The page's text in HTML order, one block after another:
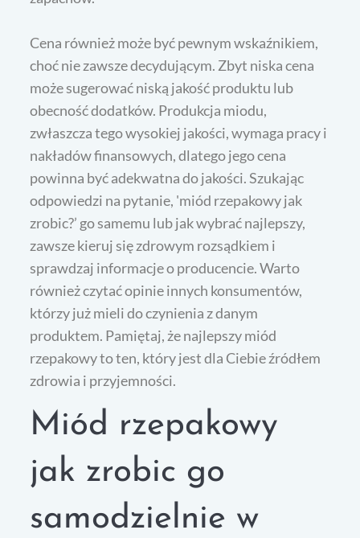
Cena również może być pewnym wskaźnikiem,
choć nie zawsze decydującym. Zbyt niska cena
może sugerować niską jakość produktu lub
obecność dodatków. Produkcja miodu,
zwłaszcza tego wysokiej jakości, wymaga pracy i
nakładów finansowych, dlatego jego cena
powinna być adekwatna do jakości. Szukając
odpowiedzi na pytanie, 'miód rzepakowy jak
zrobic?’ go samemu lub jak wybrać najlepszy,
zawsze kieruj się zdrowym rozsądkiem i
sprawdzaj informacje o producencie. Warto
również czytać opinie innych konsumentów,
którzy już mieli do czynienia z danym
produktem. Pamiętaj, że najlepszy miód
rzepakowy to ten, który jest dla Ciebie źródłem
zdrowia i przyjemności.
Miód rzepakowy
jak zrobic go
samodzielnie w